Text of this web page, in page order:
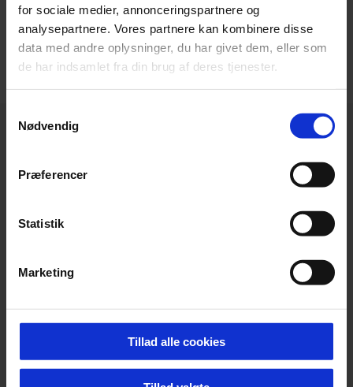
for sociale medier, annonceringspartnere og
analysepartnere. Vores partnere kan kombinere disse
data med andre oplysninger, du har givet dem, eller som
de har indsamlet fra din brug af deres tjenester.
Nødvendig
Præferencer
Statistik
Marketing
Tillad alle cookies
VIS FLERE